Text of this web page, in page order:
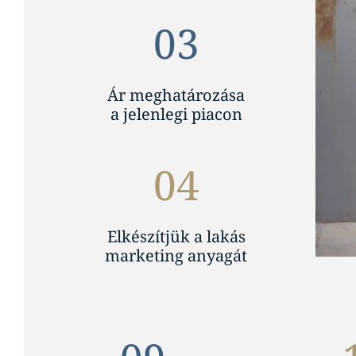
03
Ár meghatározása
a jelenlegi piacon
04
Elkészítjük a lakás
marketing anyagát